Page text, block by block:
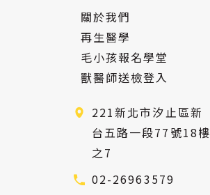
關於我們
再生醫學
毛小孩報名學堂
獸醫師送檢登入
221新北市汐止區新
台五路一段77號18樓
之7
02-26963579